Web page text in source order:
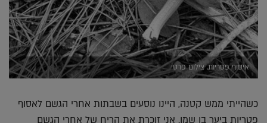
איסוף פטריות. צילום פרטי
כשהייתי ממש קטנה, היינו נוסעים בשבתות אחרי הגשם לאסוף
פטריות ביער בן שמן. אני זוכרת את הריח של אחרי הגשם